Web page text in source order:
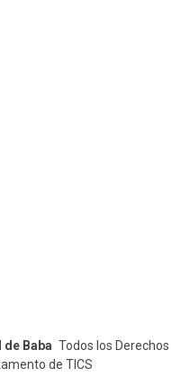
de Baba Todos los Derechos
de TICS